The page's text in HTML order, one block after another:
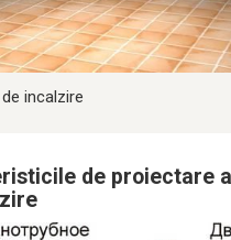
incalzire
de proiectare